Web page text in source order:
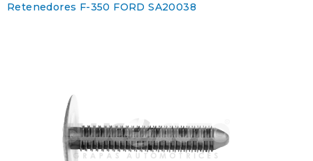
Retenedores F-350 FORD SA20038